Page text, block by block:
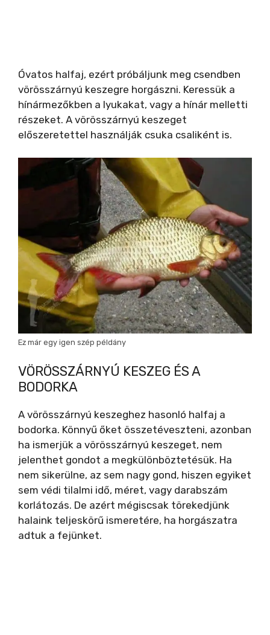
Óvatos halfaj, ezért próbáljunk meg csendben
vörösszárnyú keszegre horgászni. Keressük a
hínármezőkben a lyukakat, vagy a hínár melletti
részeket. A vörösszárnyú keszeget
előszeretettel használják csuka csaliként is.
Ez már egy igen szép példány
VÖRÖSSZÁRNYÚ KESZEG ÉS A
BODORKA
A vörösszárnyú keszeghez hasonló halfaj a
bodorka. Könnyű őket összetéveszteni, azonban
ha ismerjük a vörösszárnyú keszeget, nem
jelenthet gondot a megkülönböztetésük. Ha
nem sikerülne, az sem nagy gond, hiszen egyiket
sem védi tilalmi idő, méret, vagy darabszám
korlátozás. De azért mégiscsak törekedjünk
halaink teljeskörű ismeretére, ha horgászatra
adtuk a fejünket.